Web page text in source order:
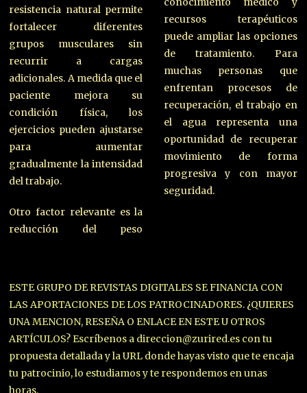
resistencia natural permite
fortalecer diferentes
grupos musculares sin
recurrir a cargas
adicionales. A medida que el
paciente mejora su
condición física, los
ejercicios pueden ajustarse
para aumentar
gradualmente la intensidad
del trabajo.
Otro factor relevante es la
reducción del peso
recursos terapéuticos
puede ampliar las opciones
de tratamiento. Para
muchas personas que
enfrentan procesos de
recuperación, el trabajo en
el agua representa una
oportunidad de recuperar
movimiento de forma
progresiva y con mayor
seguridad.
ESTE GRUPO DE REVISTAS DIGITALES SE FINANCIA CON
LAS APORTACIONES DE LOS PATROCINADORES. ¿QUIERES
UNA MENCION, RESEÑA O ENLACE EN ESTE U OTROS
ARTÍCULOS? Escríbenos a direccion@zurired.es con tu
propuesta detallada y la URL donde hayas visto que te encaja
tu patrocinio, lo estudiamos y te respondemos en unas
horas.